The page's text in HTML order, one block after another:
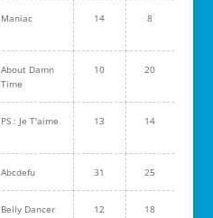
Maniac 14 8
About Damn
Time
10 20
PS : Je T'aime 13 14
Abcdefu 31 25
Belly Dancer 12 18